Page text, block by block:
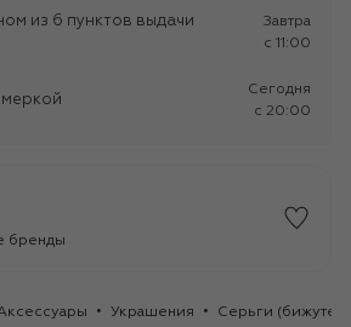
из 6 пунктов выдачи
Завтра
c 11:00
Сегодня
c 20:00
бренды
Украшения Серьги